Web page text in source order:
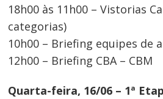
18h00 às 11h00 – Vistorias
categorias)
10h00 – Briefing equipes de
12h00 – Briefing CBA – CBM
Quarta-feira, 16/06 – 1ª